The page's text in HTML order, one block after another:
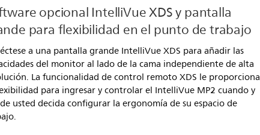
opcional IntelliVue XDS y pantalla
para flexibilidad en el punto de trabajo
a una pantalla grande IntelliVue XDS para añadir las
del monitor al lado de la cama independiente de alta
La funcionalidad de control remoto XDS le proporciona
para ingresar y controlar el IntelliVue MP2 cuando y
usted decida configurar la ergonomía de su espacio de